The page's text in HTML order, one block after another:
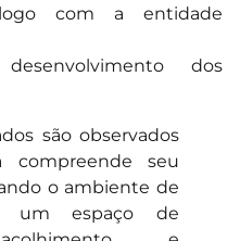
com a entidade
dos
são observados
compreende seu
o ambiente de
um espaço de